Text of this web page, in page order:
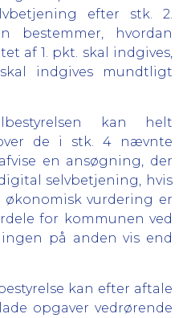
efter stk. 2.
bestemmer, hvordan
af 1. pkt. skal indgives,
indgives mundtligt
kan helt
de i stk. 4 nævnte
en ansøgning, der
selvbetjening, hvis
vurdering er
for kommunen ved
på anden vis end
kan efter aftale
opgaver vedrørende